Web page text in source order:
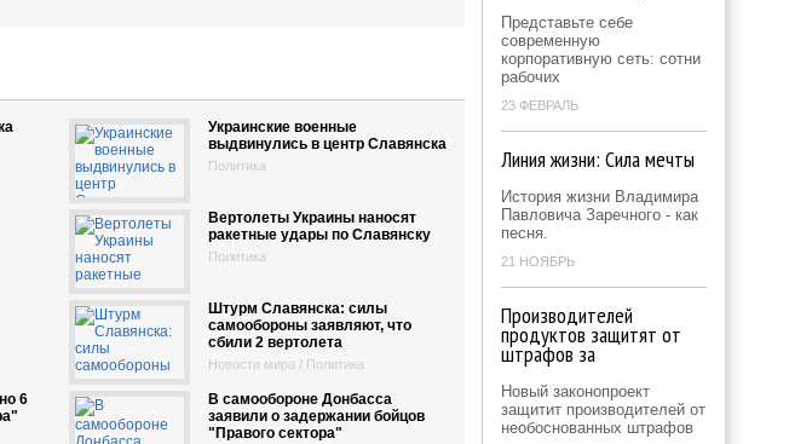
Украинские военные
выдвинулись в центр Славянска
Политика
Вертолеты Украины наносят
ракетные удары по Славянску
Политика
Штурм Славянска: силы
самообороны заявляют, что
сбили 2 вертолета
Новости мира / Политика
6
В самообороне Донбасса
заявили о задержании бойцов
"Правого сектора"
Представьте себе
современную
корпоративную сеть: сотни
рабочих
23 ФЕВРАЛЬ
Линия жизни: Сила мечты
История жизни Владимира
Павловича Заречного - как
песня.
21 НОЯБРЬ
Производителей
продуктов защитят от
штрафов за
Новый законопроект
защитит производителей от
необоснованных штрафов